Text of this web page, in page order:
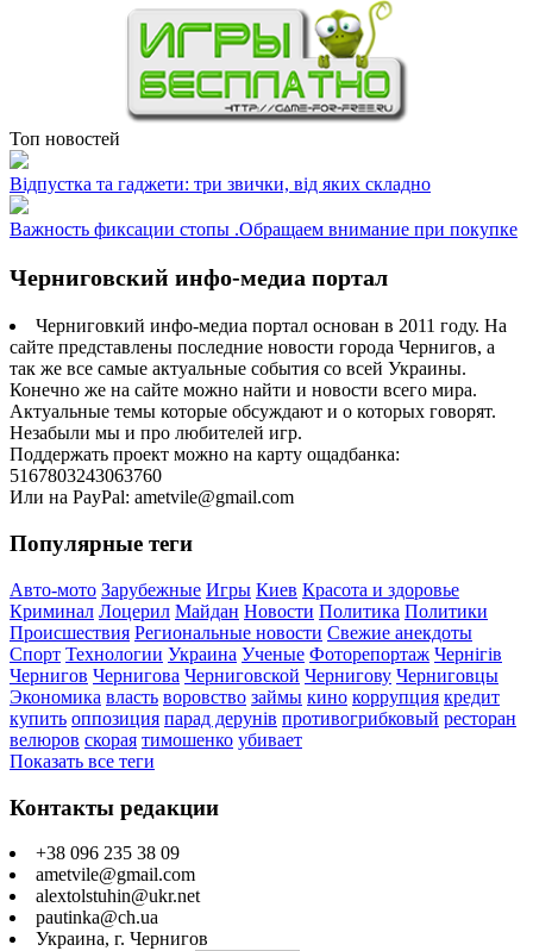
Топ новостей
Відпустка та гаджети: три звички, від яких складно
Важность фиксации стопы .Обращаем внимание при покупке
Черниговский инфо-медиа портал
Черниговкий инфо-медиа портал основан в 2011 году. На
сайте представлены последние новости города Чернигов, а
так же все самые актуальные события со всей Украины.
Конечно же на сайте можно найти и новости всего мира.
Актуальные темы которые обсуждают и о которых говорят.
Незабыли мы и про любителей игр.
Поддержать проект можно на карту ощадбанка:
5167803243063760
Или на PayPal: ametvile@gmail.com
Популярные теги
Авто-мото Зарубежные Игры Киев Красота и здоровье
Криминал Лоцерил Майдан Новости Политика Политики
Происшествия Региональные новости Свежие анекдоты
Спорт Технологии Украина Ученые Фоторепортаж Чернігів
Чернигов Чернигова Черниговской Чернигову Черниговцы
Экономика власть воровство займы кино коррупция кредит
купить оппозиция парад дерунів противогрибковый ресторан
велюров скорая тимошенко убивает
Показать все теги
Контакты редакции
+38 096 235 38 09
ametvile@gmail.com
alextolstuhin@ukr.net
pautinka@ch.ua
Украина, г. Чернигов